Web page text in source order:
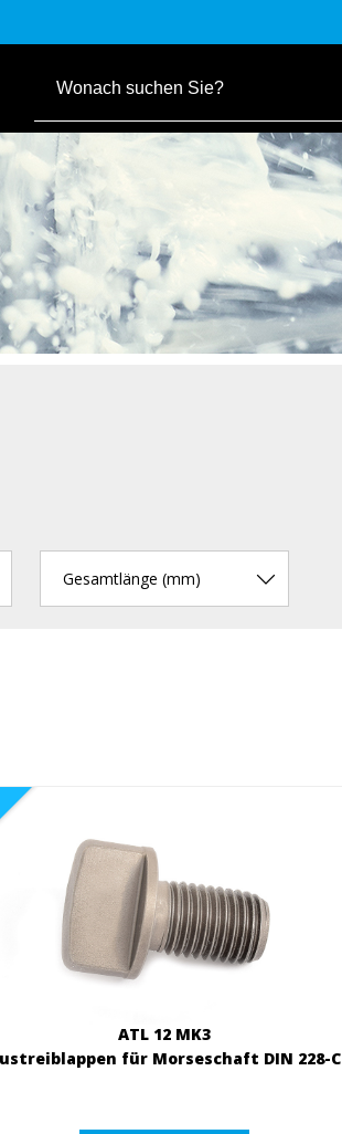
Gesamtlänge (mm)
ATL 12 MK3
für Morseschaft DIN 228-C